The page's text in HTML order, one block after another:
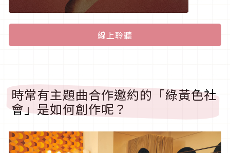
線上聆聽
時常有主題曲合作邀約的「綠黃色社
會」是如何創作呢？